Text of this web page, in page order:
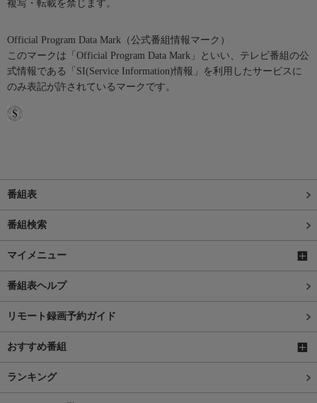
複写・転載を禁じます。
Official Program Data Mark（公式番組情報マーク）
このマークは「Official Program Data Mark」といい、テレビ番組の公
式情報である「SI(Service Information)情報」を利用したサービスに
のみ表記が許されているマークです。
番組表
番組検索
マイメニュー
番組表ヘルプ
リモート録画予約ガイド
おすすめ番組
ランキング